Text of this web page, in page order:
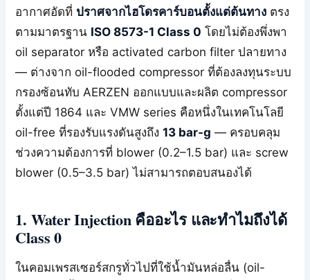
อากาศอัดที่ปราศจากไฮโดรคาร์บอนตั้งแต่ต้นทาง ตรง
ตามมาตรฐาน ISO 8573-1 Class 0 โดยไม่ต้องพึ่งพา
oil separator หรือ activated carbon filter ปลายทาง
— ต่างจาก oil-flooded compressor ที่ต้องลงทุนระบบ
กรองซ้อนทับ AERZEN ออกแบบและผลิต compressor
ตั้งแต่ปี 1864 และ VMW series คือหนึ่งในเทคโนโลยี
oil-free ที่รองรับแรงดันสูงถึง13 bar-g — ครอบคลุม
ช่วงความต้องการที่ blower (0.2–1.5 bar) และ screw
blower (0.5–3.5 bar) ไม่สามารถตอบสนองได้
1. Water Injection คืออะไร และทำไมถึงได้
Class 0
ในคอมเพรสเซอร์สกรูทั่วไปที่ใช้น้ำมันหล่อลื่น (oil-